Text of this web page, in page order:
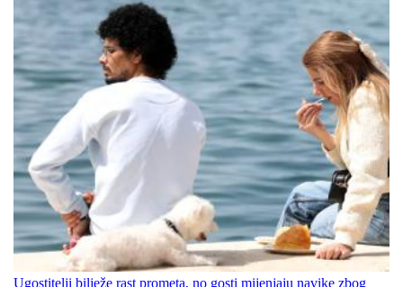
Ugostitelji bilježe rast prometa, no gosti mijenjaju navike zbog